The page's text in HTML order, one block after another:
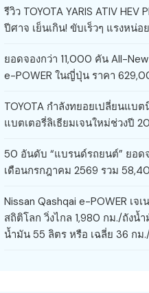
รีวิว TOYOTA YARIS ATIV HEV
ปีศาจ เย็นเกิน! ขับเร็วๆ แรงหน่อ
ยอดจองกว่า 11,000 คัน All-New
e-POWER ในญี่ปุ่น ราคา
TOYOTA กำลังทยอยเปลี่ยนแบต
แบตเตอรี่ลิเธียมเจนใหม่ช่วงปี
50 อันดับ “แบรนด์รถยนต์” ยอด
เดือนกรกฎาคม 2569 รวม
Nissan Qashqai e-POWER เจเ
สถิติโลก วิ่งไกล 1,980 กม./ถังน้
น้ำมัน 55 ลิตร หรือ เฉลี่ย 36 กม